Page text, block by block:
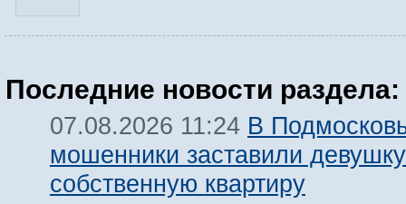
Последние новости раздела:
07.08.2026 11:24 В
мошенники заставили
собственную квартиру